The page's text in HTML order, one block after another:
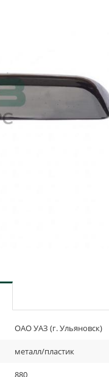
ОАО УАЗ (г. Ульяновск)
металл/пластик
880